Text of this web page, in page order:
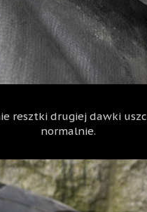
resztki drugiej dawki
normalnie.